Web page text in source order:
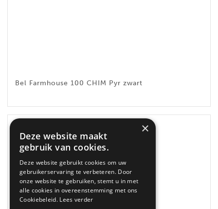
Bel Farmhouse 100 CHIM Pyr zwart
×
Deze website maakt
gebruik van cookies.
Deze website gebruikt cookies om uw
gebruikerservaring te verbeteren. Door
onze website te gebruiken, stemt u in met
alle cookies in overeenstemming met ons
Cookiebeleid. Lees verder